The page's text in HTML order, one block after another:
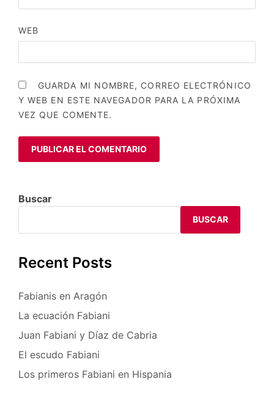
WEB
GUARDA MI NOMBRE, CORREO ELECTRÓNICO
Y WEB EN ESTE NAVEGADOR PARA LA PRÓXIMA
VEZ QUE COMENTE.
Buscar
BUSCAR
Recent Posts
Fabianis en Aragón
La ecuación Fabiani
Juan Fabiani y Díaz de Cabria
El escudo Fabiani
Los primeros Fabiani en Hispania